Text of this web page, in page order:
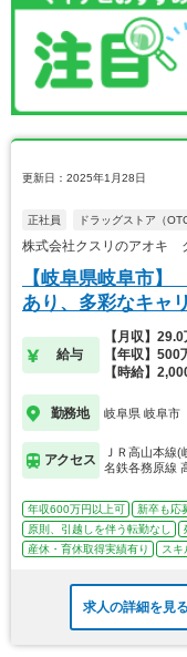
更新日：2025年1月28日
正社員 ドラッグストア（
株式会社クスリのアオキ
【岐阜県岐阜市
あり、多彩なキャ
給与
【月収】
【年収】
【時給】
勤務地 岐阜県 岐阜市
アクセス
ＪＲ高山本線(
名鉄各務原線
年収600万円以上可 新卒も応
原則、引越しを伴う転勤なし
産休・育休取得実績有り
スキ
求人の詳細を見る